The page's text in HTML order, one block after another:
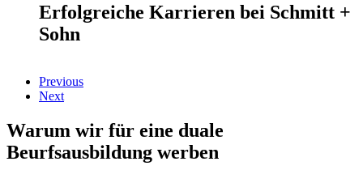
Erfolgreiche Karrieren bei Schmitt +
Sohn
Previous
Next
Warum wir für eine duale
Beurfsausbildung werben